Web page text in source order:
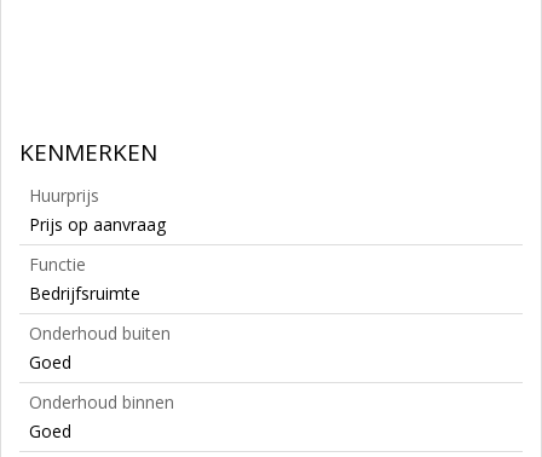
KENMERKEN
Huurprijs
Prijs op aanvraag
Functie
Bedrijfsruimte
Onderhoud buiten
Goed
Onderhoud binnen
Goed